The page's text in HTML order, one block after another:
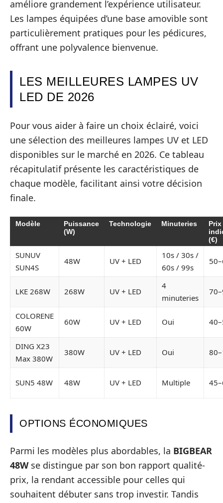
améliore grandement l’expérience utilisateur.
Les lampes équipées d’une base amovible sont
particulièrement pratiques pour les pédicures,
offrant une polyvalence bienvenue.
LES MEILLEURES LAMPES UV
LED DE 2026
Pour vous aider à faire un choix éclairé, voici
une sélection des meilleures lampes UV et LED
disponibles sur le marché en 2026. Ce tableau
récapitulatif présente les caractéristiques de
chaque modèle, facilitant ainsi votre décision
finale.
Modèle
Puissance
(W)
Technologie Minuteries
Prix
(€)
SUNUV
SUN4S
48W UV + LED
10s / 30s /
60s / 99s
LKE 268W 268W UV + LED
4
minuteries
COLORENE
60W
60W UV + LED Oui
DING X23
Max 380W
380W UV + LED Oui
SUN5 48W 48W UV + LED Multiple
OPTIONS ÉCONOMIQUES
Parmi les modèles plus abordables, la BIGBEAR
48Wse distingue par son bon rapport qualité-
prix, la rendant accessible pour celles qui
souhaitent débuter sans trop investir. Tandis